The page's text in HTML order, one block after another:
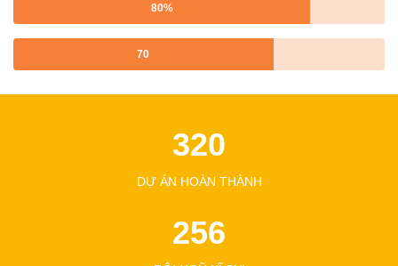
80%
70
320
DỰ ÁN HOÀN THÀNH
256